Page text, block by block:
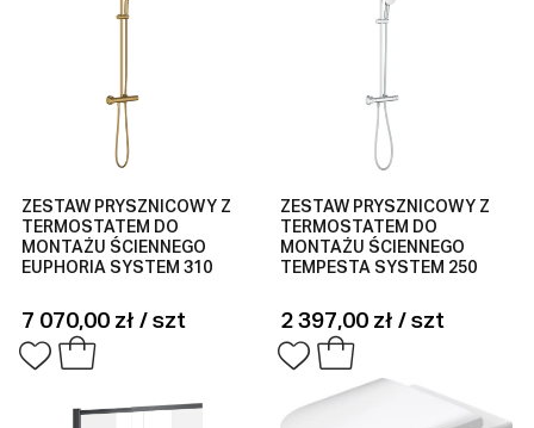
ZESTAW PRYSZNICOWY Z
TERMOSTATEM DO
MONTAŻU ŚCIENNEGO
EUPHORIA SYSTEM 310
7 070,00 zł / szt
ZESTAW PRYSZNICOWY Z
TERMOSTATEM DO
MONTAŻU ŚCIENNEGO
TEMPESTA SYSTEM 250
2 397,00 zł / szt